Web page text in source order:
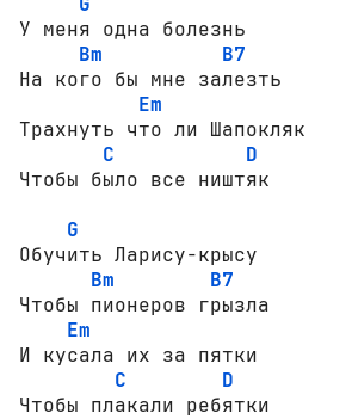
У меня одна болезнь
Bm
B7
На кого бы мне залезть
Em
Трахнуть что ли Шапокляк
C
D
Чтобы было все ништяк
G
Обучить Ларису-крысу
Bm
B7
Чтобы пионеров грызла
Em
И кусала их за пятки
C
D
Чтобы плакали ребятки